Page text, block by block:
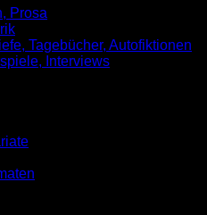
Prosa
Tagebücher, Autofiktionen
Interviews